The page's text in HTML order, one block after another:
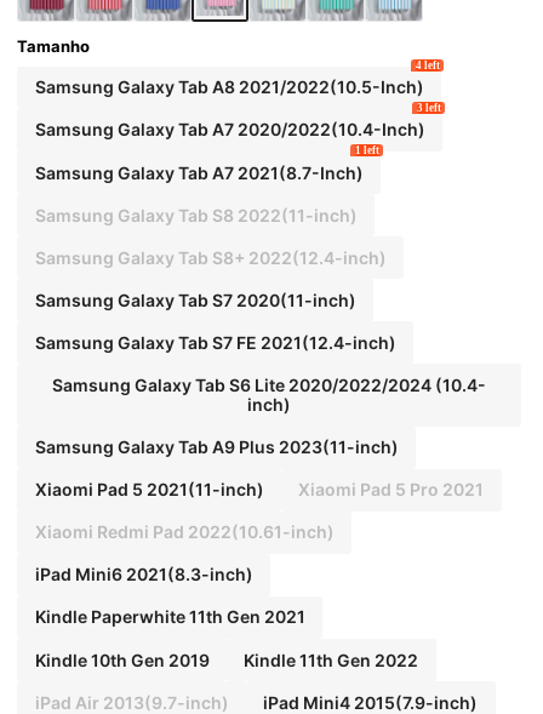
Tamanho
Samsung Galaxy Tab A8 2021/2022(10.5-Inch)
4 left
Samsung Galaxy Tab A7 2020/2022(10.4-Inch)
3 left
Samsung Galaxy Tab A7 2021(8.7-Inch)
1 left
Samsung Galaxy Tab S8 2022(11-inch)
Samsung Galaxy Tab S8+ 2022(12.4-inch)
Samsung Galaxy Tab S7 2020(11-inch)
Samsung Galaxy Tab S7 FE 2021(12.4-inch)
Samsung Galaxy Tab S6 Lite 2020/2022/2024 (10.4-
inch)
Samsung Galaxy Tab A9 Plus 2023(11-inch)
Xiaomi Pad 5 2021(11-inch) Xiaomi Pad 5 Pro 2021
Xiaomi Redmi Pad 2022(10.61-inch)
iPad Mini6 2021(8.3-inch)
Kindle Paperwhite 11th Gen 2021
Kindle 10th Gen 2019 Kindle 11th Gen 2022
iPad Air 2013(9.7-inch) iPad Mini4 2015(7.9-inch)